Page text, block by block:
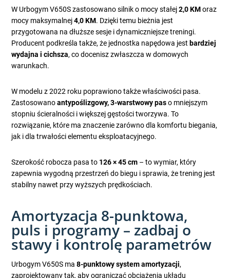
W Urbogym V650S zastosowano silnik o mocy stałej2,0 KMoraz
mocy maksymalnej4,0 KM. Dzięki temu bieżnia jest
przygotowana na dłuższe sesje i dynamiczniejsze treningi.
Producent podkreśla także, że jednostka napędowa jest bardziej
wydajna i cichsza, co docenisz zwłaszcza w domowych
warunkach.
W modelu z 2022 roku poprawiono także właściwości pasa.
Zastosowanoantypoślizgowy, 3-warstwowy paso mniejszym
stopniu ścieralności i większej gęstości tworzywa. To
rozwiązanie, które ma znaczenie zarówno dla komfortu biegania,
jak i dla trwałości elementu eksploatacyjnego.
Szerokość robocza pasa to 126 × 45 cm – to wymiar, który
zapewnia wygodną przestrzeń do biegu i sprawia, że trening jest
stabilny nawet przy wyższych prędkościach.
Amortyzacja 8-punktowa,
puls i programy – zadbaj o
stawy i kontrolę parametrów
Urbogym V650S ma8-punktowy system amortyzacji,
zaprojektowany tak, aby ograniczać obciążenia układu